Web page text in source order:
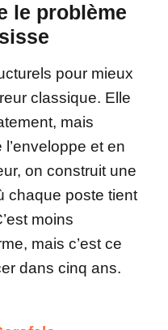
le problème
pour mieux
classique. Elle
mais
et en
on construit une
chaque poste tient
moins
mais c’est ce
dans cinq ans.